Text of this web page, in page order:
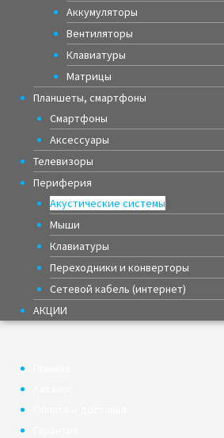
Аккумуляторы
Вентиляторы
Клавиатуры
Матрицы
Планшеты, смартфоны
Смартфоны
Аксессуары
Телевизоры
Периферия
Акустические системы
Мыши
Клавиатуры
Переходники и конверторы
Сетевой кабель (интернет)
АКЦИИ